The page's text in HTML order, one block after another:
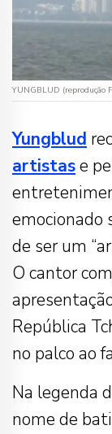
YUNGBLUD (reprodução
Yungblud
artistase
emocionado
de ser um
O cantor
República
no palco ao
Na legenda
nome de